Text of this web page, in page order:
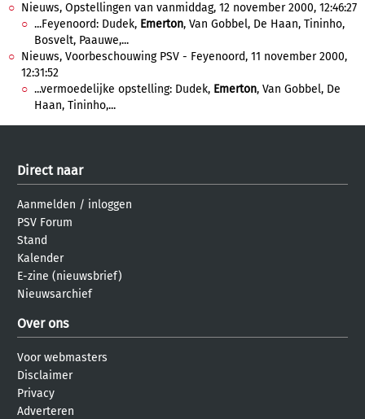
Nieuws, Opstellingen van vanmiddag, 12 november 2000, 12:46:27
...Feyenoord: Dudek, Emerton, Van Gobbel, De Haan, Tininho,
Bosvelt, Paauwe,...
Nieuws, Voorbeschouwing PSV - Feyenoord, 11 november 2000,
12:31:52
...vermoedelijke opstelling: Dudek, Emerton, Van Gobbel, De
Haan, Tininho,...
Direct naar
Aanmelden / inloggen
PSV Forum
Stand
Kalender
E-zine (nieuwsbrief)
Nieuwsarchief
Over ons
Voor webmasters
Disclaimer
Privacy
Adverteren